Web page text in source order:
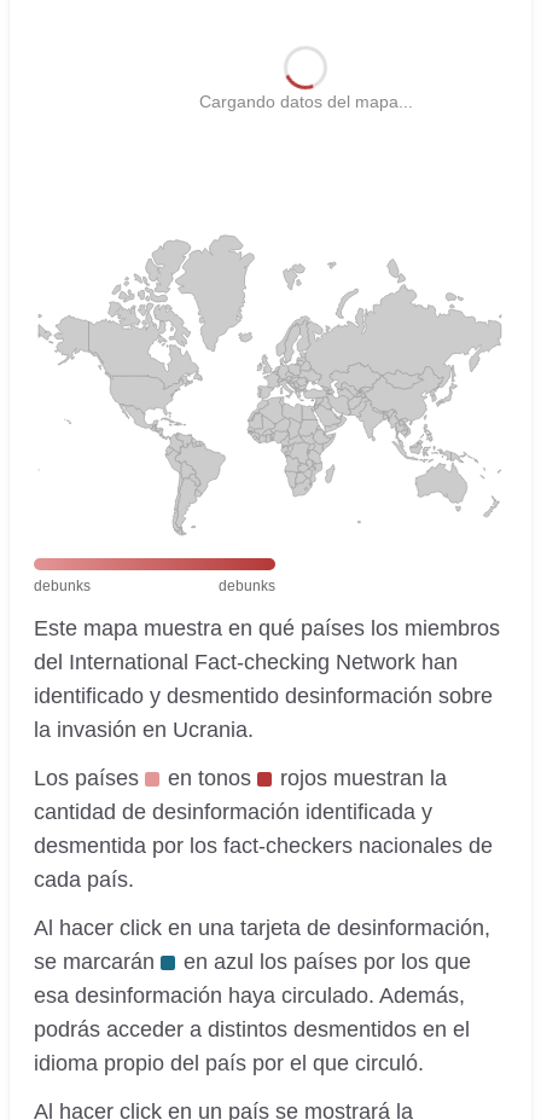
Cargando datos del mapa...
debunks debunks
Este mapa muestra en qué países los miembros
del International Fact-checking Network han
identificado y desmentido desinformación sobre
la invasión en Ucrania.
Los países
en tonos
rojos muestran la
cantidad de desinformación identificada y
desmentida por los fact-checkers nacionales de
cada país.
Al hacer click en una tarjeta de desinformación,
se marcarán
en azul los países por los que
esa desinformación haya circulado. Además,
podrás acceder a distintos desmentidos en el
idioma propio del país por el que circuló.
Al hacer click en un país se mostrará la